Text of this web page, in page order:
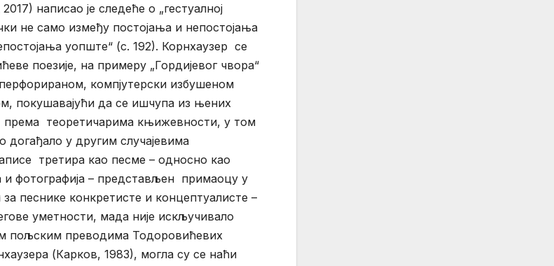
написао је следеће о „гестуалној
не само између постојања и непостојања
уопште“ (с. 192). Корнхаузер се
поезије, на примеру „Гордијевог чвора“
компјутерски избушеном
покушавајући да се ишчупа из њених
према теоретичарима књижевности, у том
догађало у другим случајевима
третира као песме – односно као
и фотографија – представљен примаоцу у
песнике конкретисте и концептуалисте –
уметности, мада није искључивало
пољским преводима Тодоровићевих
(Карков, 1983), могла су се наћи